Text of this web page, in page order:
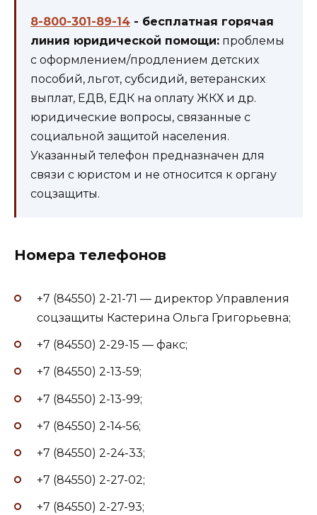
8-800-301-89-14 - бесплатная горячая
линия юридической помощи: проблемы
с оформлением/продлением детских
пособий, льгот, субсидий, ветеранских
выплат, ЕДВ, ЕДК на оплату ЖКХ и др.
юридические вопросы, связанные с
социальной защитой населения.
Указанный телефон предназначен для
связи с юристом и не относится к органу
соцзащиты.
Номера телефонов
+7 (84550) 2-21-71 — директор Управления
соцзащиты Кастерина Ольга Григорьевна;
+7 (84550) 2-29-15 — факс;
+7 (84550) 2-13-59;
+7 (84550) 2-13-99;
+7 (84550) 2-14-56;
+7 (84550) 2-24-33;
+7 (84550) 2-27-02;
+7 (84550) 2-27-93;